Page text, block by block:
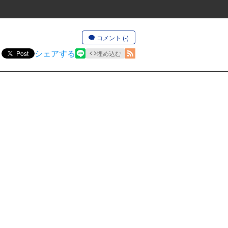
コメント (-)
Post シェアする 埋め込む